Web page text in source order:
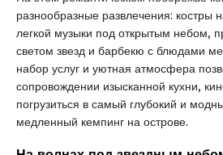
разнообразные развлечения: костры
легкой музыки под открытым небом,
светом звезд и барбекю с блюдами
набор услуг и уютная атмосфера
сопровождении изысканной кухни,
погрузиться в самый глубокий и
медленный кемпинг на острове.